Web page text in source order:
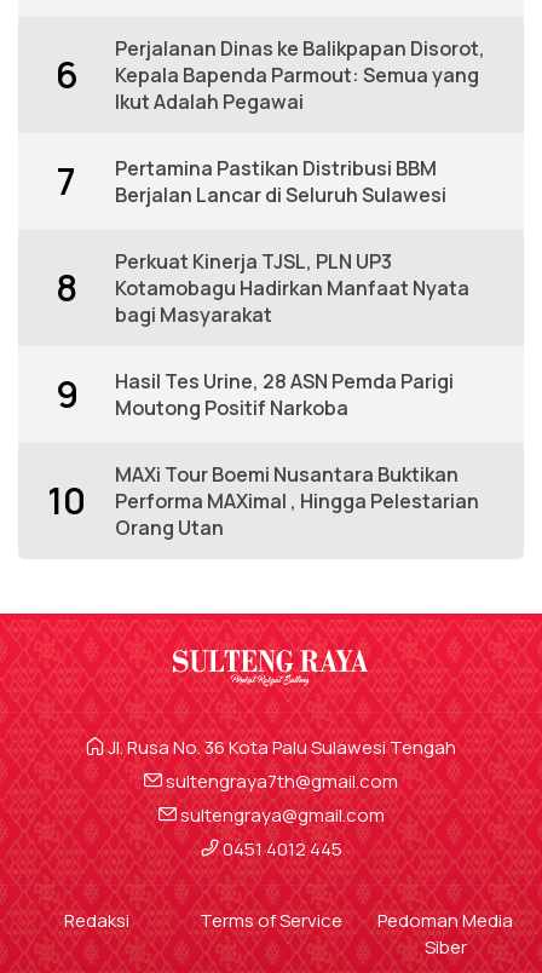
6
Perjalanan Dinas ke Balikpapan Disorot,
Kepala Bapenda Parmout: Semua yang
Ikut Adalah Pegawai
7
Pertamina Pastikan Distribusi BBM
Berjalan Lancar di Seluruh Sulawesi
8
Perkuat Kinerja TJSL, PLN UP3
Kotamobagu Hadirkan Manfaat Nyata
bagi Masyarakat
9
Hasil Tes Urine, 28 ASN Pemda Parigi
Moutong Positif Narkoba
10
MAXi Tour Boemi Nusantara Buktikan
Performa MAXimal , Hingga Pelestarian
Orang Utan
Jl. Rusa No. 36 Kota Palu Sulawesi Tengah
sultengraya7th@gmail.com
sultengraya@gmail.com
0451 4012 445
Redaksi Terms of Service
Pedoman Media
Siber